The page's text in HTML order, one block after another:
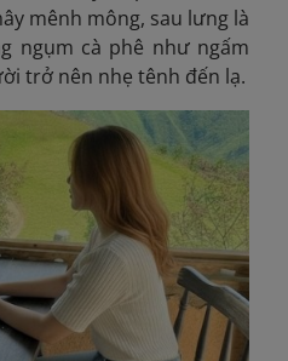
mênh mông, sau lưng là
ngụm cà phê như ngấm
trở nên nhẹ tênh đến lạ.